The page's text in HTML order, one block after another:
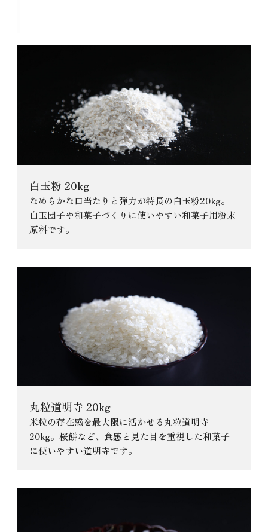
白玉粉 20kg
なめらかな口当たりと弾力が特長の白玉粉20kg。
白玉団子や和菓子づくりに使いやすい和菓子用粉末
原料です。
丸粒道明寺 20kg
米粒の存在感を最大限に活かせる丸粒道明寺
20kg。桜餅など、食感と見た目を重視した和菓子
に使いやすい道明寺です。